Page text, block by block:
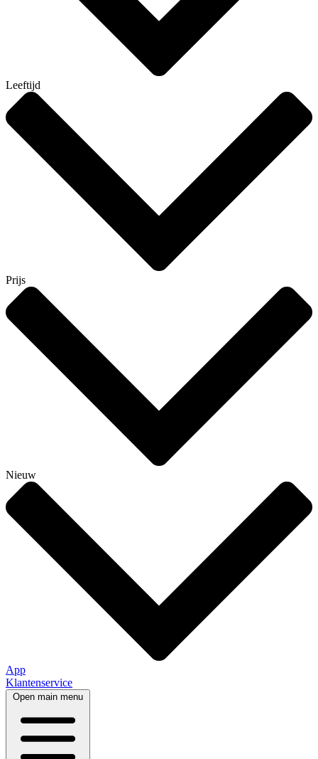
Leeftijd
Prijs
Nieuw
App
Klantenservice
Open main menu